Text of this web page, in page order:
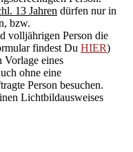
13 Jahren dürfen nur in
bzw.
volljährigen Person die
findest Du HIER)
Vorlage eines
ohne eine
Person besuchen.
Lichtbildausweises